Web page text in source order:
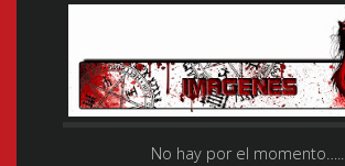
No hay por el momento…..